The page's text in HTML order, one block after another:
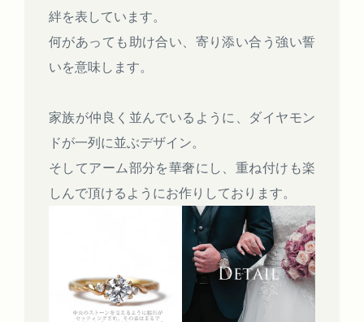
絆を表しています。
何があっても助け合い、寄り添い合う強い誓
いを意味します。
家族が仲良く並んでいるように、ダイヤモン
ドが一列に並ぶデザイン。
そしてアーム部分を華奢にし、重ね付けも楽
しんで頂けるようにお作りしております。